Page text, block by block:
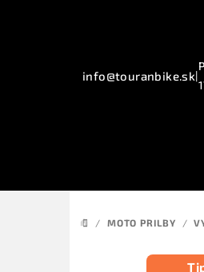
info@touranbike.sk|
DOMOV
/ MOTO PRILBY /